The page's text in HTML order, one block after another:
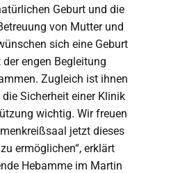
Geburt und die
von Mutter und
sich eine Geburt
engen Begleitung
Zugleich ist ihnen
Sicherheit einer Klinik
wichtig. Wir freuen
jetzt dieses
ermöglichen“, erklärt
Hebamme im Martin